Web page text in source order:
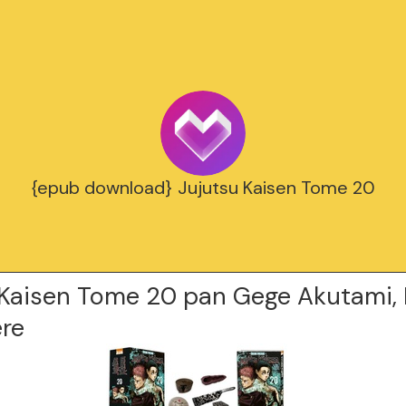
{epub download} Jujutsu Kaisen Tome 20
Tome 20 pan Gege Akutami,